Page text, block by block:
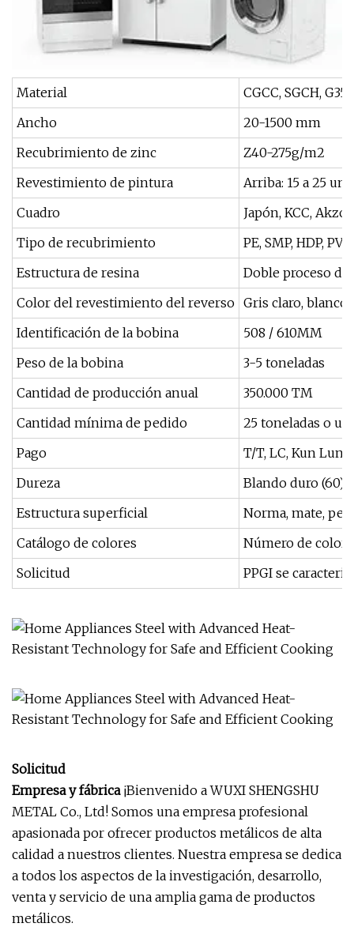
Material
CGCC, SGCH,
Ancho
20-1500 mm
Recubrimiento de zinc
Z40-275g/m2
Revestimiento de pintura
Arriba: 15 a 25
Cuadro
Japón, KCC,
Tipo de recubrimiento
PE, SMP, HDP,
Estructura de resina
Doble proceso
Color del revestimiento del reverso Gris claro, blanco,
Identificación de la bobina
508 / 610MM
Peso de la bobina
3-5 toneladas
Cantidad de producción anual
350.000 TM
Cantidad mínima de pedido
25 toneladas o
Pago
T/T, LC, Kun Lun
Dureza
Blando duro (60),
Estructura superficial
Norma, mate,
Catálogo de colores
Número de color
Solicitud
PPGI se
Solicitud
Empresa y fábrica¡Bienvenido a WUXI SHENGSHU
METAL Co., Ltd! Somos una empresa profesional
apasionada por ofrecer productos metálicos de alta
calidad a nuestros clientes. Nuestra empresa se dedica
a todos los aspectos de la investigación, desarrollo,
venta y servicio de una amplia gama de productos
metálicos.